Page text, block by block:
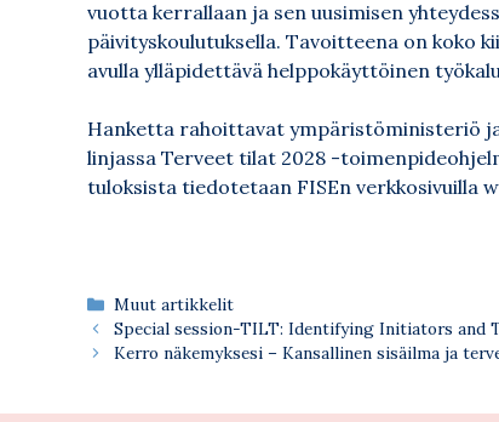
vuotta kerrallaan ja sen uusimisen
päivityskoulutuksella. Tavoitteena on koko
avulla ylläpidettävä helppokäyttöinen
Hanketta rahoittavat ympäristöministeriö
linjassa Terveet tilat 2028 -
tuloksista tiedotetaan FISEn verkkosivuilla
Kategoriat
Muut artikkelit
Special session-TILT: Identifying Initiators and
Kerro näkemyksesi – Kansallinen sisäilma ja